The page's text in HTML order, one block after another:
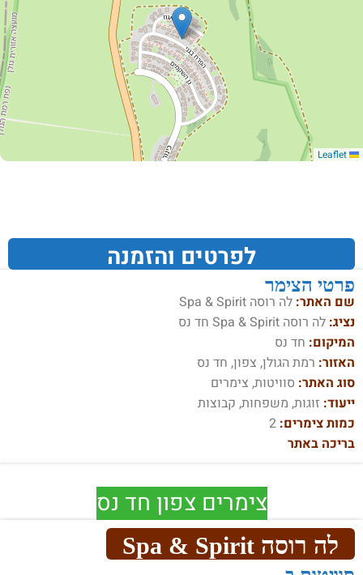
לפרטים והזמנה
פרטי הצימר
שם האתר: לה רוסה Spa & Spirit
נציג: לה רוסה Spa & Spirit חד נס
המיקום: חד נס
האזור: רמת הגולן, צפון, חד נס
סוג האתר: סוויטות, צימרים
ייעוד: זוגות, משפחות, קבוצות
כמות צימרים: 2
בריכה באתר
צימרים צפון חד נס
לה רוסה Spa & Spirit